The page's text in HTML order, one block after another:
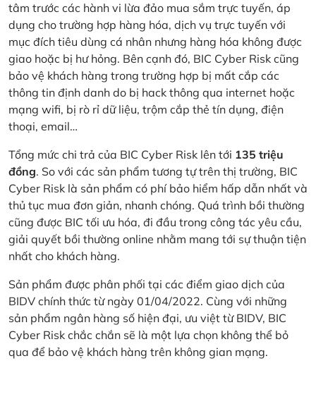
tâm trước các hành vi lừa đảo mua sắm trực tuyến, áp
dụng cho trường hợp hàng hóa, dịch vụ trực tuyến với
mục đích tiêu dùng cá nhân nhưng hàng hóa không được
giao hoặc bị hư hỏng. Bên cạnh đó, BIC Cyber Risk cũng
bảo vệ khách hàng trong trường hợp bị mất cắp các
thông tin định danh do bị hack thông qua internet hoặc
mạng wifi, bị rò rỉ dữ liệu, trộm cắp thẻ tín dụng, điện
thoại, email…
Tổng mức chi trả của BIC Cyber Risk lên tới 135 triệu
đồng. So với các sản phẩm tương tự trên thị trường, BIC
Cyber Risk là sản phẩm có phí bảo hiểm hấp dẫn nhất và
thủ tục mua đơn giản, nhanh chóng. Quá trình bồi thường
cũng được BIC tối ưu hóa, đi đầu trong công tác yêu cầu,
giải quyết bồi thường online nhằm mang tới sự thuận tiện
nhất cho khách hàng.
Sản phẩm được phân phối tại các điểm giao dịch của
BIDV chính thức từ ngày 01/04/2022. Cùng với những
sản phẩm ngân hàng số hiện đại, ưu việt từ BIDV, BIC
Cyber Risk chắc chắn sẽ là một lựa chọn không thể bỏ
qua để bảo vệ khách hàng trên không gian mạng.